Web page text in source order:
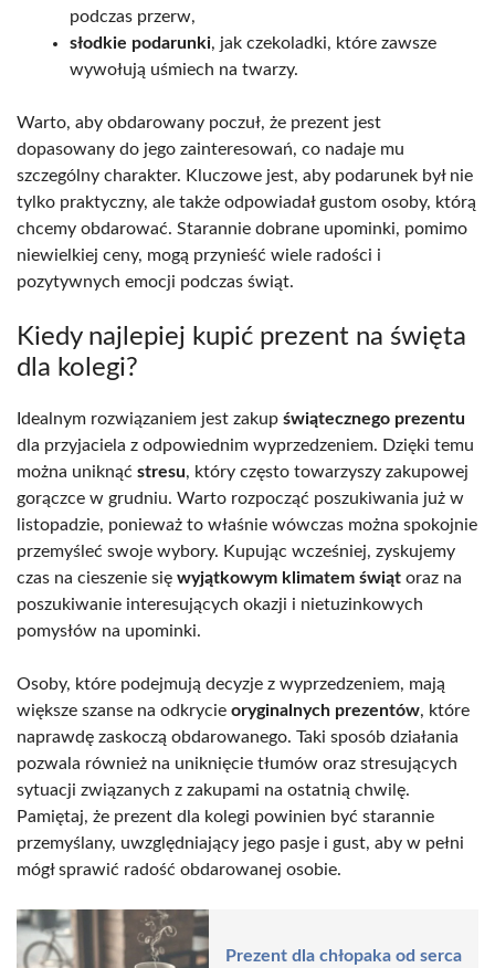
podczas przerw,
słodkie podarunki, jak czekoladki, które zawsze
wywołują uśmiech na twarzy.
Warto, aby obdarowany poczuł, że prezent jest
dopasowany do jego zainteresowań, co nadaje mu
szczególny charakter. Kluczowe jest, aby podarunek był nie
tylko praktyczny, ale także odpowiadał gustom osoby, którą
chcemy obdarować. Starannie dobrane upominki, pomimo
niewielkiej ceny, mogą przynieść wiele radości i
pozytywnych emocji podczas świąt.
Kiedy najlepiej kupić prezent na święta
dla kolegi?
Idealnym rozwiązaniem jest zakup świątecznego prezentu
dla przyjaciela z odpowiednim wyprzedzeniem. Dzięki temu
można uniknąć stresu, który często towarzyszy zakupowej
gorączce w grudniu. Warto rozpocząć poszukiwania już w
listopadzie, ponieważ to właśnie wówczas można spokojnie
przemyśleć swoje wybory. Kupując wcześniej, zyskujemy
czas na cieszenie się wyjątkowym klimatem świąt oraz na
poszukiwanie interesujących okazji i nietuzinkowych
pomysłów na upominki.
Osoby, które podejmują decyzje z wyprzedzeniem, mają
większe szanse na odkrycie oryginalnych prezentów, które
naprawdę zaskoczą obdarowanego. Taki sposób działania
pozwala również na uniknięcie tłumów oraz stresujących
sytuacji związanych z zakupami na ostatnią chwilę.
Pamiętaj, że prezent dla kolegi powinien być starannie
przemyślany, uwzględniający jego pasje i gust, aby w pełni
mógł sprawić radość obdarowanej osobie.
Prezent dla chłopaka od serca